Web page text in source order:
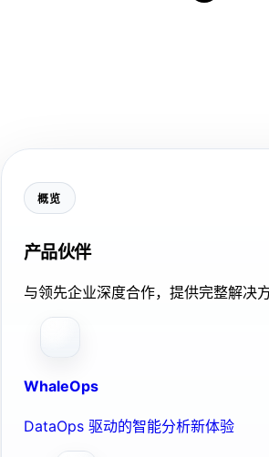
概览
产品伙伴
与领先企业深度合作，提供完整解决
WhaleOps
DataOps 驱动的智能分析新体验